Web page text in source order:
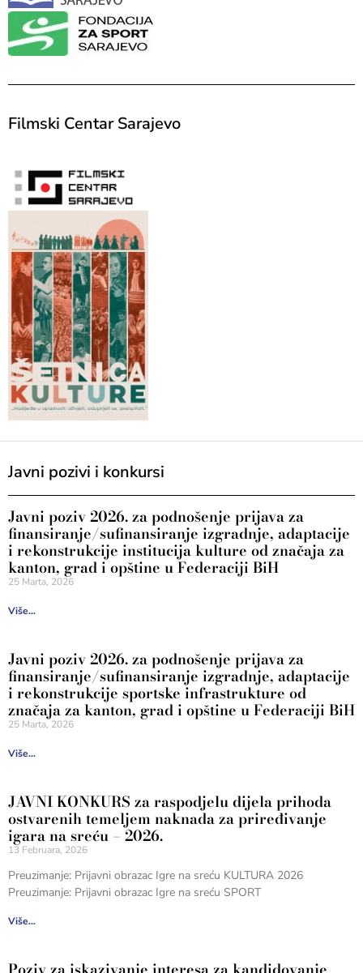
Filmski Centar Sarajevo
Javni pozivi i konkursi
Javni poziv 2026. za podnošenje prijava za
finansiranje/sufinansiranje izgradnje, adaptacije
i rekonstrukcije institucija kulture od značaja za
kanton, grad i opštine u Federaciji BiH
25 Marta, 2026
Više...
Javni poziv 2026. za podnošenje prijava za
finansiranje/sufinansiranje izgradnje, adaptacije
i rekonstrukcije sportske infrastrukture od
značaja za kanton, grad i opštine u Federaciji BiH
25 Marta, 2026
Više...
JAVNI KONKURS za raspodjelu dijela prihoda
ostvarenih temeljem naknada za priređivanje
igara na sreću – 2026.
13 Februara, 2026
Preuzimanje: Prijavni obrazac Igre na sreću KULTURA 2026
Preuzimanje: Prijavni obrazac Igre na sreću SPORT
Više...